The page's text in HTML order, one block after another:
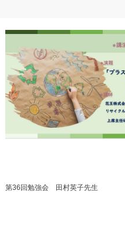
第36回勉強会 田村英子先生